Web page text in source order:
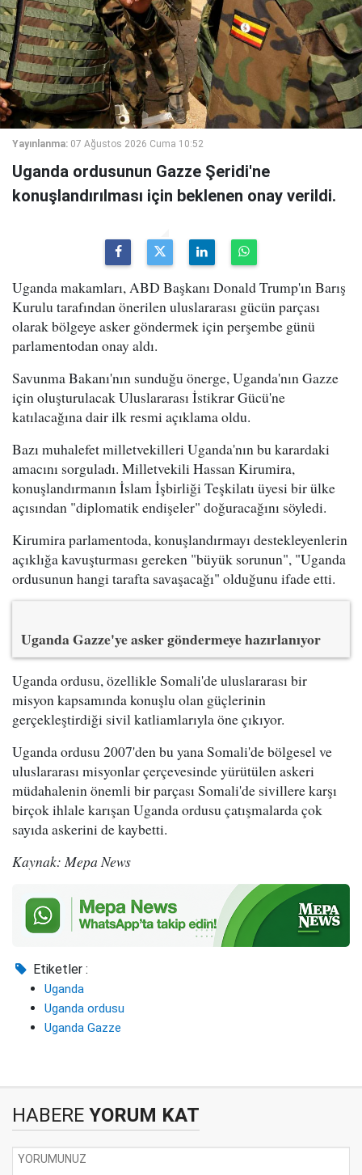
Yayınlanma: 07 Ağustos 2026 Cuma 10:52
Uganda ordusunun Gazze Şeridi'ne
konuşlandırılması için beklenen onay verildi.
Uganda makamları, ABD Başkanı Donald Trump'ın Barış
Kurulu tarafından önerilen uluslararası gücün parçası
olarak bölgeye asker göndermek için perşembe günü
parlamentodan onay aldı.
Savunma Bakanı'nın sunduğu önerge, Uganda'nın Gazze
için oluşturulacak Uluslararası İstikrar Gücü'ne
katılacağına dair ilk resmi açıklama oldu.
Bazı muhalefet milletvekilleri Uganda'nın bu karardaki
amacını sorguladı. Milletvekili Hassan Kirumira,
konuşlandırmanın İslam İşbirliği Teşkilatı üyesi bir ülke
açısından "diplomatik endişeler" doğuracağını söyledi.
Kirumira parlamentoda, konuşlandırmayı destekleyenlerin
açıklığa kavuşturması gereken "büyük sorunun", "Uganda
ordusunun hangi tarafta savaşacağı" olduğunu ifade etti.
Uganda Gazze'ye asker göndermeye hazırlanıyor
Uganda ordusu, özellikle Somali'de uluslararası bir
misyon kapsamında konuşlu olan güçlerinin
gerçekleştirdiği sivil katliamlarıyla öne çıkıyor.
Uganda ordusu 2007'den bu yana Somali'de bölgesel ve
uluslararası misyonlar çerçevesinde yürütülen askeri
müdahalenin önemli bir parçası Somali'de sivillere karşı
birçok ihlale karışan Uganda ordusu çatışmalarda çok
sayıda askerini de kaybetti.
Kaynak: Mepa News
Etiketler :
Uganda
Uganda ordusu
Uganda Gazze
HABERE YORUM KAT